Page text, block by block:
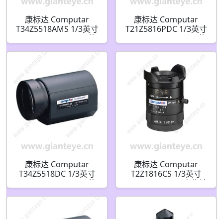
康标达 Computar
T34Z5518AMS 1/3英寸
5.5-187mm F1.8 34倍
带点(CS接口)
康标达 Computar
T21Z5816PDC 1/3英寸
5.8-121 mm F1.8 21倍
带预设和4针迷你连接器
(CS接口)
康标达 Computar
T34Z5518DC 1/3英寸
5.5-187mm F1.8 34倍
带4针迷你连接器(CS接
康标达 Computar
T2Z1816CS 1/3英寸
1.8-3.6mm F1.6 变焦镜